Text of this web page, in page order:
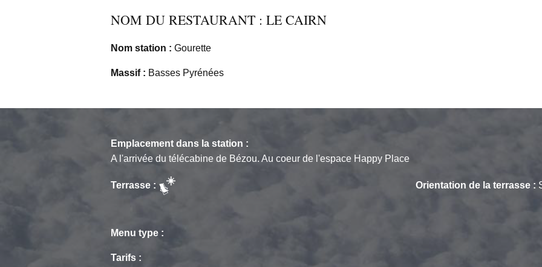
NOM DU RESTAURANT : LE CAIRN
Nom station : Gourette
Massif : Basses Pyrénées
Emplacement dans la station :
A l'arrivée du télécabine de Bézou. Au coeur de l'espace Happy Place
Terrasse : Orientation de la terrasse :
Menu type :
Tarifs :